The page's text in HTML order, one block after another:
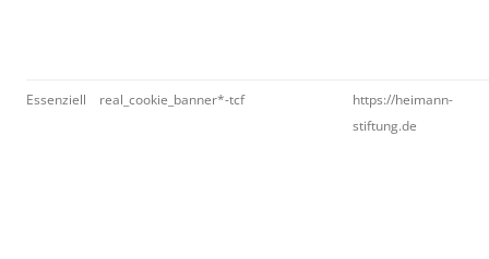
Essenziell real_cookie_banner*-tcf
https://heimann-
stiftung.de